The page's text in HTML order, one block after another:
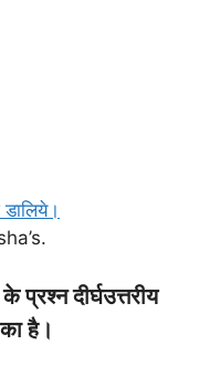
डालिये।
दीर्घउत्तरीय
है।